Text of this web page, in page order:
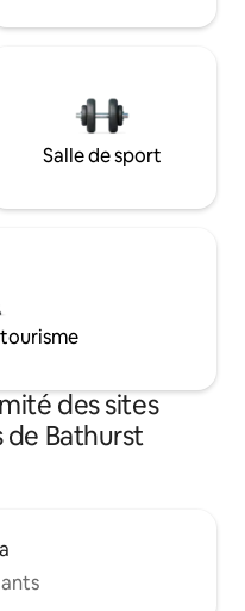
Salle de sport
des sites
Bathurst